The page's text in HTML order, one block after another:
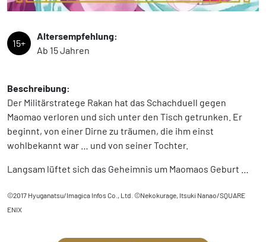
15+
Altersempfehlung:
Ab 15 Jahren
Beschreibung:
Der Militärstratege Rakan hat das Schachduell gegen
Maomao verloren und sich unter den Tisch getrunken. Er
beginnt, von einer Dirne zu träumen, die ihm einst
wohlbekannt war … und von seiner Tochter.
Langsam lüftet sich das Geheimnis um Maomaos Geburt …
©2017 Hyuganatsu/Imagica Infos Co., Ltd. ©Nekokurage, Itsuki Nanao/SQUARE
ENIX